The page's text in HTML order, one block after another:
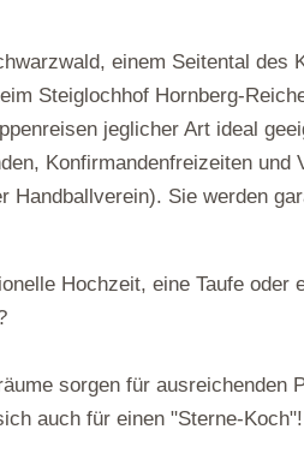
einem Seitental des
Steiglochhof Hornberg-
jeglicher Art ideal
Konfirmandenfreizeiten und
Handballverein). Sie werden
Hochzeit, eine Taufe oder
sorgen für ausreichenden
auch für einen "Sterne-Koch"!